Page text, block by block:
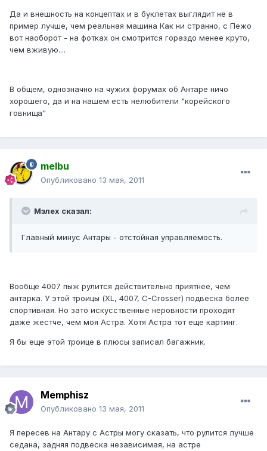
Да и внешность на концептах и в буклетах выглядит не в
пример лучше, чем реальная машина Как ни странно, с Пежо
вот наоборот - на фотках он смотрится гораздо менее круто,
чем вживую....
В общем, однозначно на чужих форумах об Антаре ничо
хорошего, да и на нашем есть нелюбители "корейского
говнища"
melbu
Опубликовано 13 мая, 2011
Мэлех сказал:
Главный минус Антары - отстойная управляемость.
Вообще 4007 пыж рулится действительно приятнее, чем
антарка. У этой троицы (XL, 4007, C-Crosser) подвеска более
спортивная. Но зато искусственные неровности проходят
даже жестче, чем моя Астра. Хотя Астра тот еще картинг.
Я бы еще этой троице в плюсы записал багажник.
Memphisz
Опубликовано 13 мая, 2011
Я пересев на Антару с Астры могу сказать, что рулится лучше
седана, задняя подвеска независимая, на астре